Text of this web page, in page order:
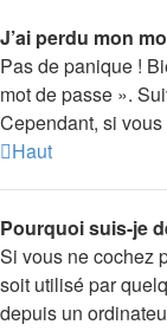
J’ai perdu mon
Pas de panique !
mot de passe ».
Cependant, si
Haut
Pourquoi suis-je
Si vous ne cochez
soit utilisé par
depuis un